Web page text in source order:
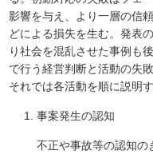
影響を与え、より一層の信
どによる損失を生む。発表
り社会を混乱させた事例も
で行う経営判断と活動の失
それでは各活動を順に説明す
事案発生の認知
不正や事故等の認知の